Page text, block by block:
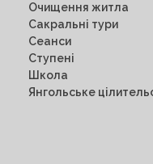
Очищення житла
Сакральні тури
Сеанси
Ступені
Школа
Янгольське